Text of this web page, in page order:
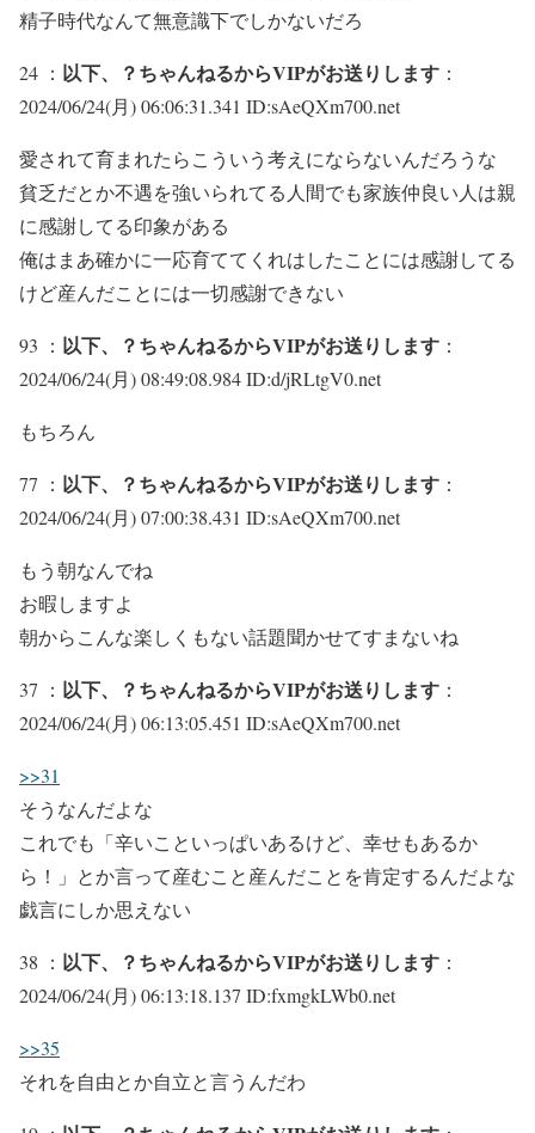
精子時代なんて無意識下でしかないだろ
24 ： 以下、？ちゃんねるからVIPがお送りします ：
2024/06/24(月) 06:06:31.341 ID:sAeQXm700.net
愛されて育まれたらこういう考えにならないんだろうな
貧乏だとか不遇を強いられてる人間でも家族仲良い人は親
に感謝してる印象がある
俺はまあ確かに一応育ててくれはしたことには感謝してる
けど産んだことには一切感謝できない
93 ： 以下、？ちゃんねるからVIPがお送りします ：
2024/06/24(月) 08:49:08.984 ID:d/jRLtgV0.net
もちろん
77 ： 以下、？ちゃんねるからVIPがお送りします ：
2024/06/24(月) 07:00:38.431 ID:sAeQXm700.net
もう朝なんでね
お暇しますよ
朝からこんな楽しくもない話題聞かせてすまないね
37 ： 以下、？ちゃんねるからVIPがお送りします ：
2024/06/24(月) 06:13:05.451 ID:sAeQXm700.net
>>31
そうなんだよな
これでも「辛いこといっぱいあるけど、幸せもあるか
ら！」とか言って産むこと産んだことを肯定するんだよな
戯言にしか思えない
38 ： 以下、？ちゃんねるからVIPがお送りします ：
2024/06/24(月) 06:13:18.137 ID:fxmgkLWb0.net
>>35
それを自由とか自立と言うんだわ